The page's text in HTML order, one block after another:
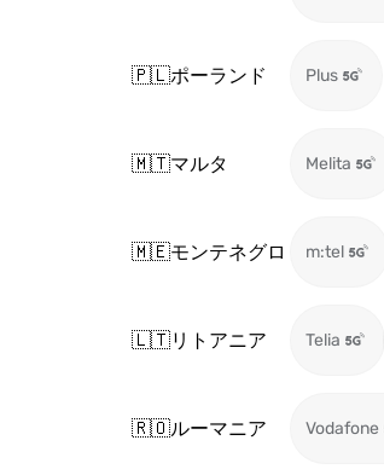
🇵🇱ポーランド Plus
🇲🇹マルタ Melita
🇲🇪モンテネグロ m:tel
🇱🇹リトアニア Telia
🇷🇴ルーマニア Vodafone